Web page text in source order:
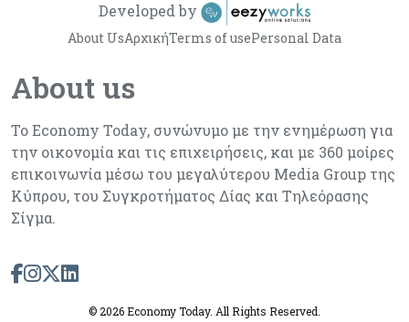
About us
Το Economy Today, συνώνυμο με την ενημέρωση για
την οικονομία και τις επιχειρήσεις, και με 360 μοίρες
επικοινωνία μέσω του μεγαλύτερου Media Group της
Κύπρου, του Συγκροτήματος Δίας και Τηλεόρασης
Σίγμα.
About UsΑρχικήTerms of usePersonal Data
Developed by
©2026 Economy Today. All Rights Reserved.